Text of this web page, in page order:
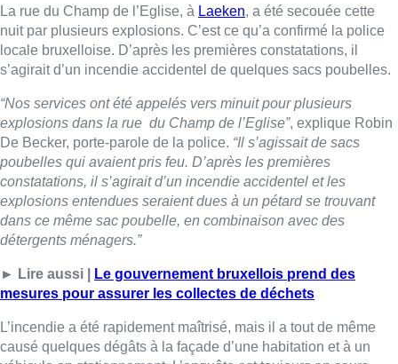
► Lire aussi |Le gouvernement bruxellois prend des
mesures pour assurer les collectes de déchets
causé quelques dégâts à la façade d’une habitation et à un
véhicule en stationnement. L’enquête est toujours en cours,
selon la police.
Belga – Photo : BX1
Lire aussi :
Couleur Café: quelles solutions
pour protéger les festivaliers de la
chaleur ?